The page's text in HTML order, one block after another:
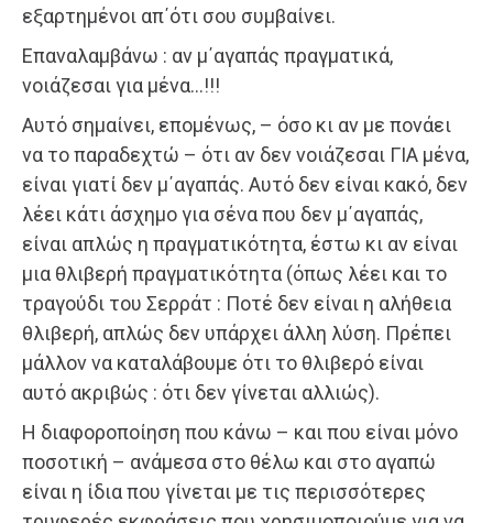
εξαρτημένοι απ΄ότι σου συμβαίνει.
Επαναλαμβάνω : αν μ΄αγαπάς πραγματικά,
νοιάζεσαι για μένα…!!!
Αυτό σημαίνει, επομένως, – όσο κι αν με πονάει
να το παραδεχτώ – ότι αν δεν νοιάζεσαι ΓΙΑ μένα,
είναι γιατί δεν μ΄αγαπάς. Αυτό δεν είναι κακό, δεν
λέει κάτι άσχημο για σένα που δεν μ΄αγαπάς,
είναι απλώς η πραγματικότητα, έστω κι αν είναι
μια θλιβερή πραγματικότητα (όπως λέει και το
τραγούδι του Σερράτ : Ποτέ δεν είναι η αλήθεια
θλιβερή, απλώς δεν υπάρχει άλλη λύση. Πρέπει
μάλλον να καταλάβουμε ότι το θλιβερό είναι
αυτό ακριβώς : ότι δεν γίνεται αλλιώς).
Η διαφοροποίηση που κάνω – και που είναι μόνο
ποσοτική – ανάμεσα στο θέλω και στο αγαπώ
είναι η ίδια που γίνεται με τις περισσότερες